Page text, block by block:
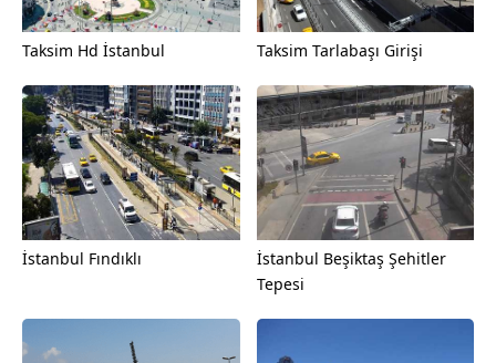
Taksim Hd İstanbul Taksim Tarlabaşı Girişi
İstanbul Fındıklı
İstanbul Beşiktaş Şehitler
Tepesi